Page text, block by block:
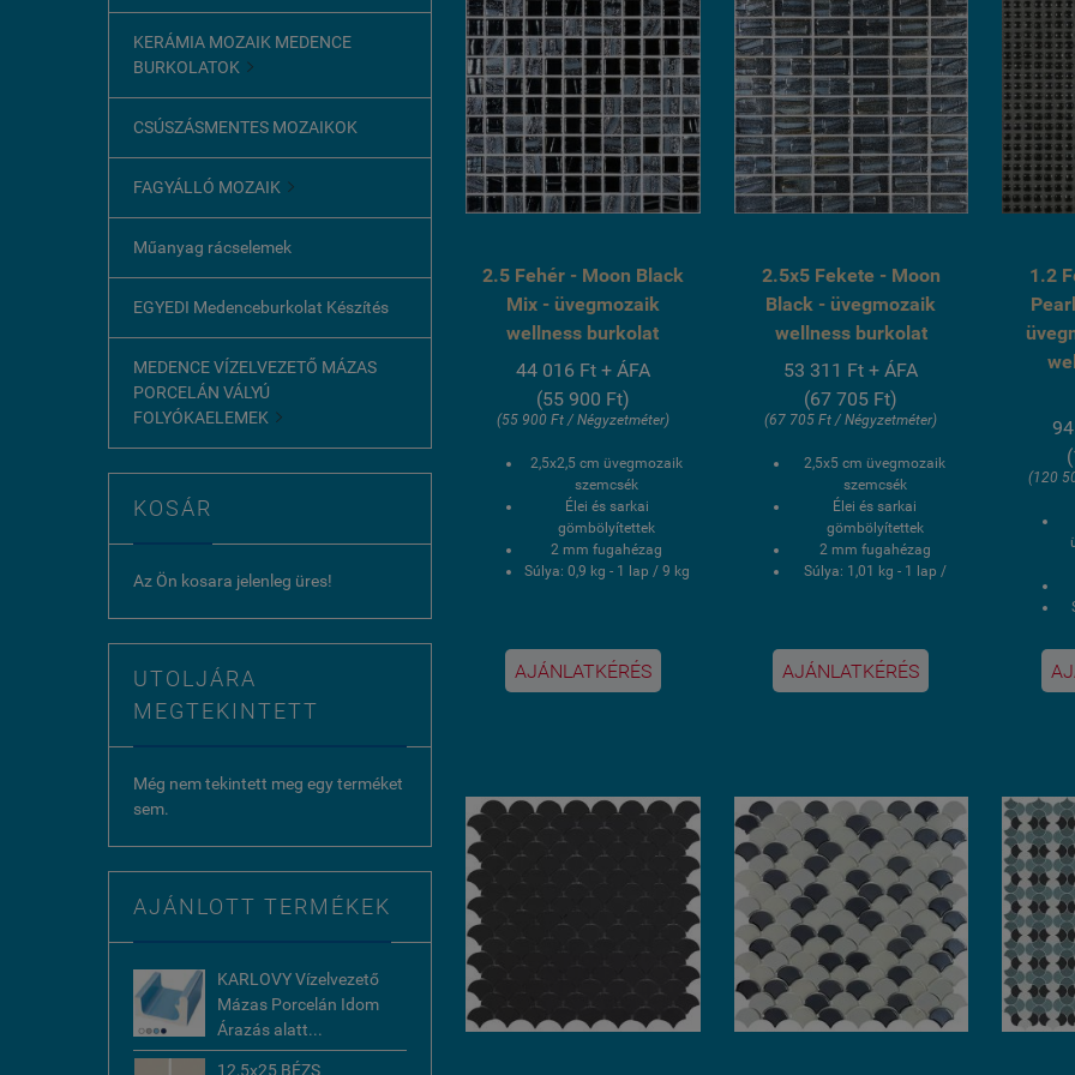
KERÁMIA MOZAIK MEDENCE
BURKOLATOK 
CSÚSZÁSMENTES MOZAIKOK
FAGYÁLLÓ MOZAIK 
Műanyag rácselemek
EGYEDI Medenceburkolat Készítés
MEDENCE VÍZELVEZETŐ MÁZAS
PORCELÁN VÁLYÚ
FOLYÓKAELEMEK 
KOSÁR
Az Ön kosara jelenleg üres!
UTOLJÁRA
MEGTEKINTETT
Még nem tekintett meg egy terméket
sem.
AJÁNLOTT TERMÉKEK
KARLOVY Vízelvezető
Mázas Porcelán Idom
Árazás alatt...
12,5x25 BÉZS
2.5 Fehér - Moon Black
Mix - üvegmozaik
wellness burkolat
44 016 Ft + ÁFA
(55 900 Ft)
(55 900 Ft / Négyzetméter)
2,5x2,5 cm üvegmozaik
szemcsék
Élei és sarkai
gömbölyítettek
2 mm fugahézag
Súlya: 0,9 kg - 1 lap / 9 kg
Hálós kasírozás
UV álló, saválló, lúgálló,
AJÁNLATKÉRÉS
2.5x5 Fekete - Moon
Black - üvegmozaik
wellness burkolat
53 311 Ft + ÁFA
(67 705 Ft)
(67 705 Ft / Négyzetméter)
2,5x5 cm üvegmozaik
szemcsék
Élei és sarkai
gömbölyítettek
2 mm fugahézag
Súlya: 1,01 kg - 1 lap /
Hálós kasírozás
UV álló, saválló, lúgálló,
AJÁNLATKÉRÉS
1.2
(120